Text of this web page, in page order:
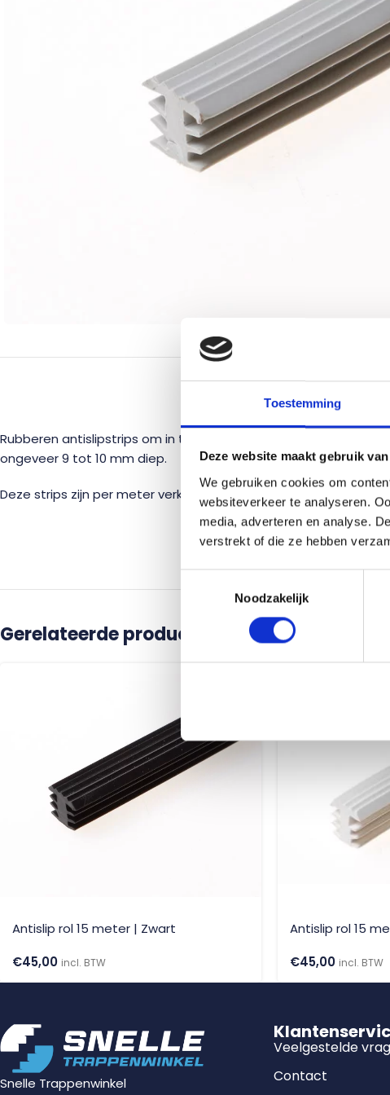
Toestemming
Deze website maakt gebruik
We gebruiken cookies om
websiteverkeer te analyseren.
media, adverteren en analyse.
verstrekt of die ze hebben
Noodzakelijk
Rubberen antislipstrips om in te frezen in uw trap. Deze strips
ongeveer 9 tot 10 mm diep.
Deze strips zijn per meter verkrijgbaar. Bij hogere aantallen krijgt
Gerelateerde producten
Antislip rol 15 meter | Zwart
€45,00 incl. BTW
Antislip rol 15
€45,00 incl. BTW
Snelle Trappenwinkel
Veelgestelde
Contact